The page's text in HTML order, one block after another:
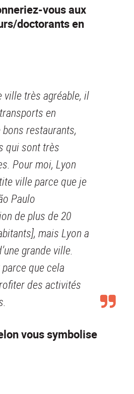
vous aux
doctorants en
ville très agréable, il
en
restaurants,
qui sont très
Pour moi, Lyon
ville parce que je
Paulo
de plus de 20
mais Lyon a
grande ville.
que cela
des activités
vous symbolise